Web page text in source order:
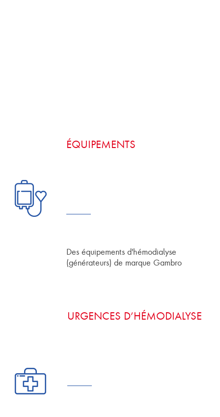
ÉQUIPEMENTS
Des équipements d'hémodialyse
(générateurs) de marque Gambro
URGENCES D’HÉMODIALYSE